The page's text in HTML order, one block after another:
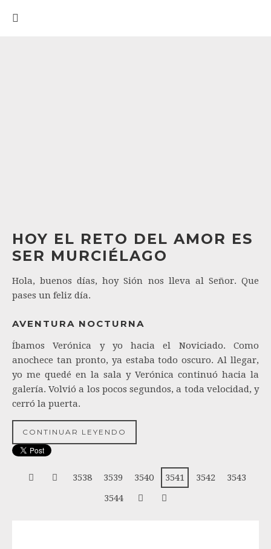
HOY EL RETO DEL AMOR ES
SER MURCIÉLAGO
Hola, buenos días, hoy Sión nos lleva al Señor. Que
pases un feliz día.
AVENTURA NOCTURNA
Íbamos Verónica y yo hacia el Noviciado. Como
anochece tan pronto, ya estaba todo oscuro. Al llegar,
yo me quedé en la sala y Verónica continuó hacia la
galería. Volvió a los pocos segundos, a toda velocidad, y
cerró la puerta.
CONTINUAR LEYENDO
3538 3539 3540 3541 3542
3543
3544